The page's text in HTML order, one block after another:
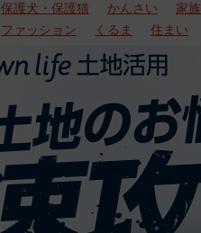
保護犬・保護猫 かんさい 家族
ファッション
くるま 住まい